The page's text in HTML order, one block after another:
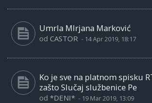
Umrla MIrjana Marković
od CASTOR - 14 Apr 2019, 18:17
Ko je sve na platnom spisku
zašto Slučaj službenice Pe
od *DENI* - 19 Mar 2019, 13:09